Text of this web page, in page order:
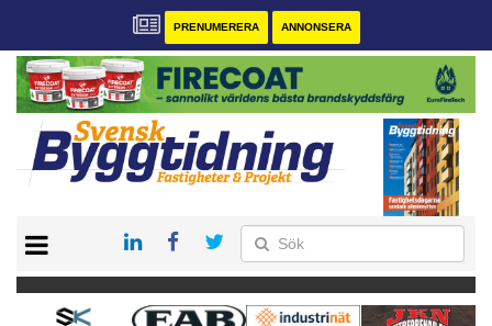
PRENUMERERA ANNONSERA
PRENUMERERA